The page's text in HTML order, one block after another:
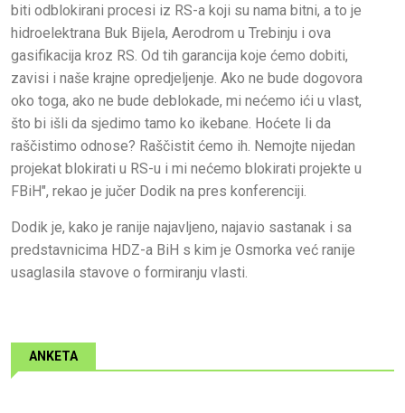
biti odblokirani procesi iz RS-a koji su nama bitni, a to je
hidroelektrana Buk Bijela, Aerodrom u Trebinju i ova
gasifikacija kroz RS. Od tih garancija koje ćemo dobiti,
zavisi i naše krajne opredjeljenje. Ako ne bude dogovora
oko toga, ako ne bude deblokade, mi nećemo ići u vlast,
što bi išli da sjedimo tamo ko ikebane. Hoćete li da
raščistimo odnose? Raščistit ćemo ih. Nemojte nijedan
projekat blokirati u RS-u i mi nećemo blokirati projekte u
FBiH", rekao je jučer Dodik na pres konferenciji.
Dodik je, kako je ranije najavljeno, najavio sastanak i sa
predstavnicima HDZ-a BiH s kim je Osmorka već ranije
usaglasila stavove o formiranju vlasti.
ANKETA